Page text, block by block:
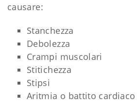
causare:
Stanchezza
Debolezza
Crampi muscolari
Stitichezza
Stipsi
Aritmia o battito